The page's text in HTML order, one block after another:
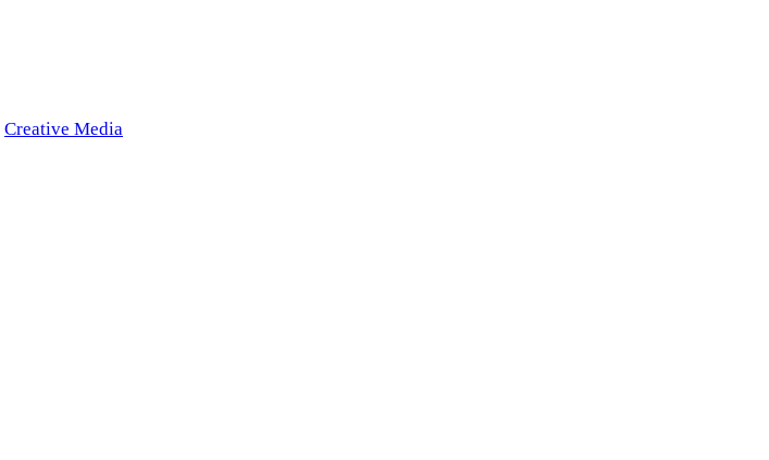
Creative Media